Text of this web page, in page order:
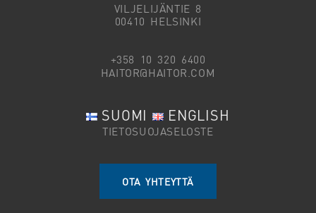
VILJELIJÄNTIE 8
00410 HELSINKI
+358 10 320 6400
HAITOR@HAITOR.COM
SUOMI ENGLISH
TIETOSUOJASELOSTE
OTA YHTEYTTÄ